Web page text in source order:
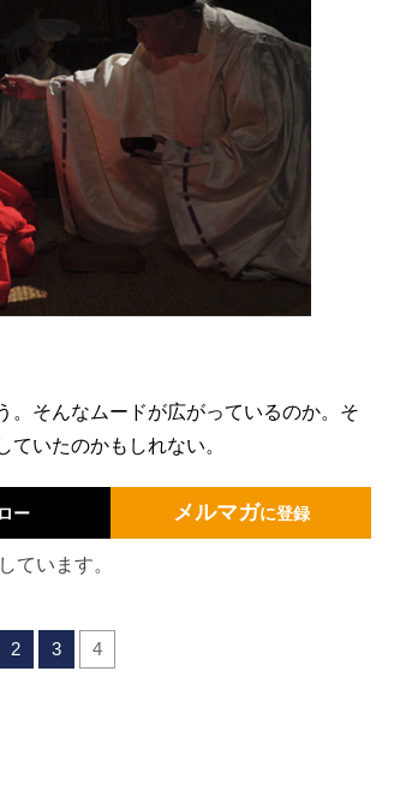
そんなムードが広がっているのか。そ
いたのかもしれない。
ー メルマガに登録
ています。
2 3 4